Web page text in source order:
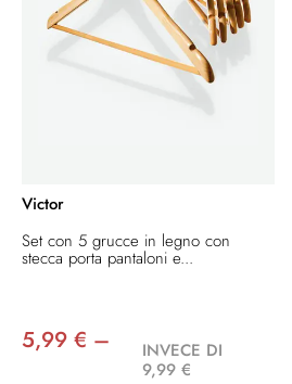
Victor
Set con 5 grucce in legno con
stecca porta pantaloni e...
5,99 € –
INVECE DI
9,99 €